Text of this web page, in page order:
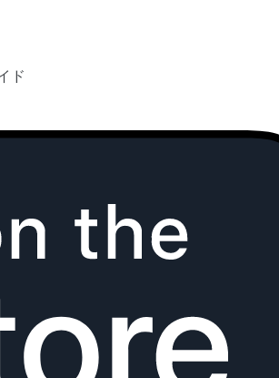
ド